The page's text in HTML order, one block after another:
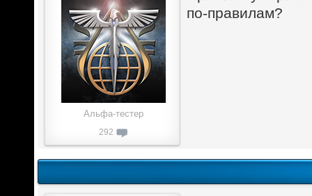
по-правилам?
Альфа-тестер
292